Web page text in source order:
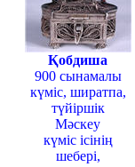
Қобдиша
900 сынамалы
күміс, ширатпа,
түйіршік
Мәскеу
күміс ісінің
шебері,